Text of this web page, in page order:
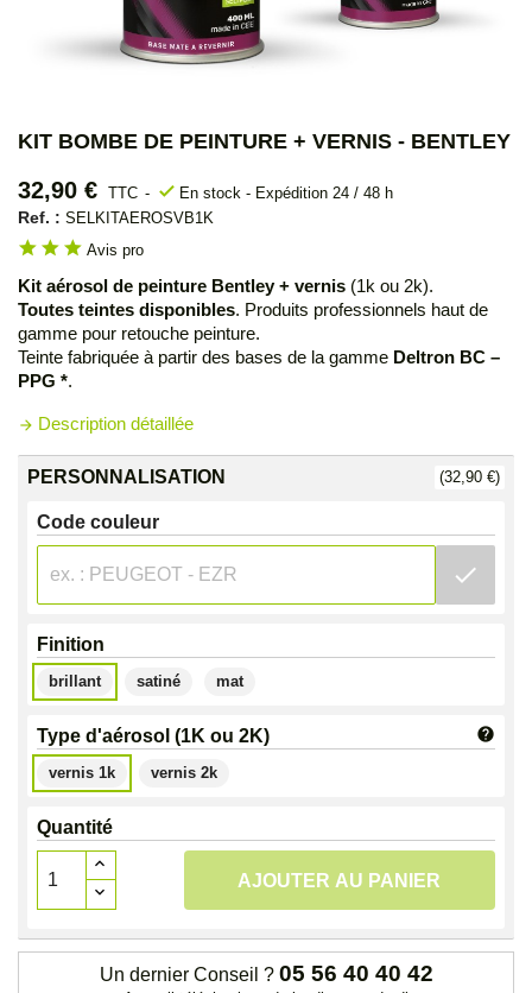
KIT BOMBE DE PEINTURE + VERNIS - BENTLEY
32,90 € TTC check En stock - Expédition 24 / 48 h
Ref. : SELKITAEROSVB1K
star star star Avis pro
Kit aérosol de peinture Bentley + vernis (1k ou 2k).
Toutes teintes disponibles. Produits professionnels haut de
gamme pour retouche peinture.
Teinte fabriquée à partir des bases de la gamme Deltron BC –
PPG *.
arrow_forward Description détaillée
PERSONNALISATION (32,90 €)
Code couleur
check
Finition
brillant satiné mat
Type d'aérosol (1K ou 2K) help
vernis 1k vernis 2k
Quantité
AJOUTER AU PANIER
Un dernier Conseil ? 05 56 40 40 42